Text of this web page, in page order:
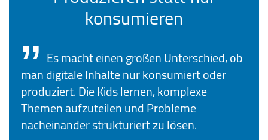
konsumieren
Es macht einen großen Unterschied, ob
man digitale Inhalte nur konsumiert oder
produziert. Die Kids lernen, komplexe
Themen aufzuteilen und Probleme
nacheinander strukturiert zu lösen.